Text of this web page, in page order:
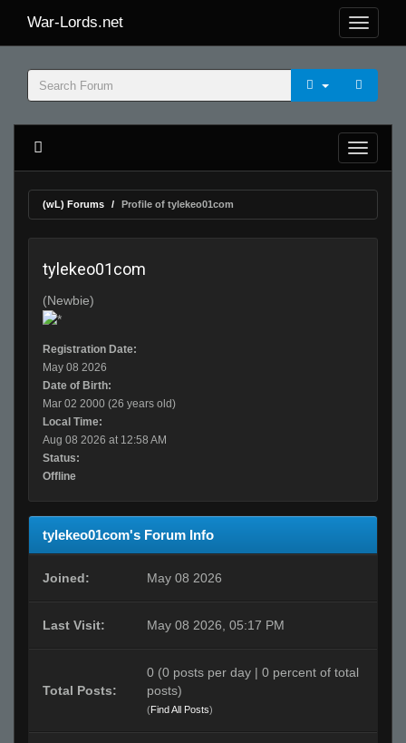
War-Lords.net
(wL) Forums Profile of tylekeo01com
tylekeo01com
(Newbie)
Registration Date:
May 08 2026
Date of Birth:
Mar 02 2000 (26 years old)
Local Time:
Aug 08 2026 at 12:58 AM
Status:
Offline
tylekeo01com's Forum Info
Joined: May 08 2026
Last Visit: May 08 2026, 05:17 PM
Total Posts:
0 (0 posts per day | 0 percent of total
posts)
(Find All Posts)